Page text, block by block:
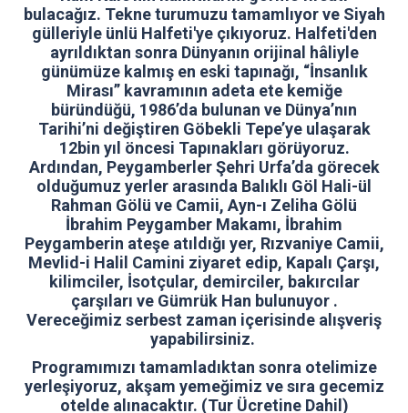
bulacağız. Tekne turumuzu tamamlıyor ve Siyah
gülleriyle ünlü Halfeti'ye çıkıyoruz. Halfeti'den
ayrıldıktan sonra Dünyanın orijinal hâliyle
günümüze kalmış en eski tapınağı, “İnsanlık
Mirası” kavramının adeta ete kemiğe
büründüğü, 1986’da bulunan ve Dünya’nın
Tarihi’ni değiştiren Göbekli Tepe’ye ulaşarak
12bin yıl öncesi Tapınakları görüyoruz.
Ardından, Peygamberler Şehri Urfa’da görecek
olduğumuz yerler arasında Balıklı Göl Hali-ül
Rahman Gölü ve Camii, Ayn-ı Zeliha Gölü
İbrahim Peygamber Makamı, İbrahim
Peygamberin ateşe atıldığı yer, Rızvaniye Camii,
Mevlid-i Halil Camini ziyaret edip, Kapalı Çarşı,
kilimciler, İsotçular, demirciler, bakırcılar
çarşıları ve Gümrük Han bulunuyor .
Vereceğimiz serbest zaman içerisinde alışveriş
yapabilirsiniz.
Programımızı tamamladıktan sonra otelimize
yerleşiyoruz, akşam yemeğimiz ve sıra gecemiz
otelde alınacaktır. (Tur Ücretine Dahil)